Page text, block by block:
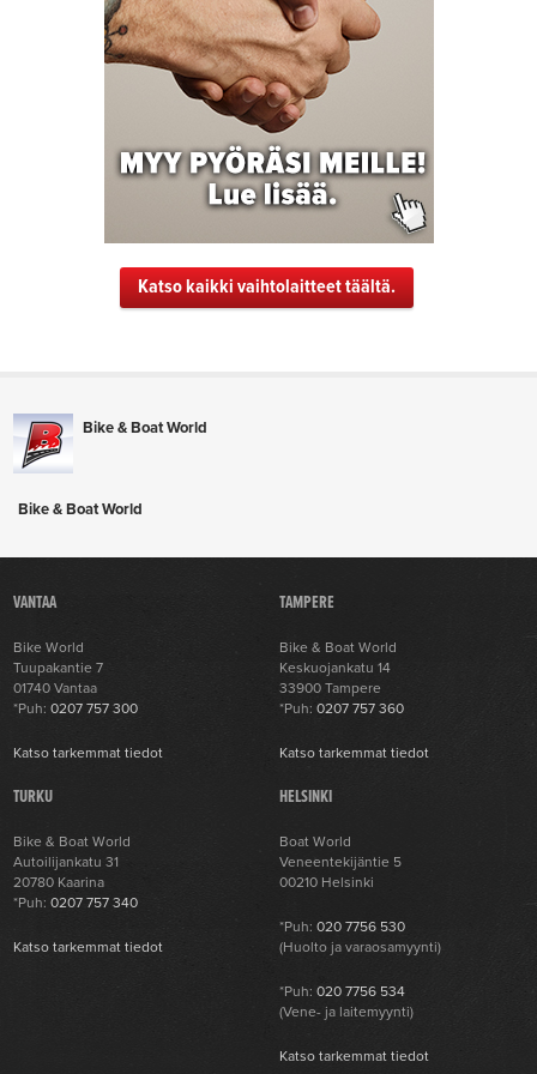
Katso kaikki vaihtolaitteet täältä.
Bike & Boat World
Bike & Boat World
VANTAA
Bike World
Tuupakantie 7
01740 Vantaa
*Puh:0207 757 300
Katso tarkemmat tiedot
TAMPERE
Bike & Boat World
Keskuojankatu 14
33900 Tampere
*Puh:0207 757 360
Katso tarkemmat tiedot
TURKU
Bike & Boat World
Autoilijankatu 31
20780 Kaarina
*Puh:0207 757 340
Katso tarkemmat tiedot
HELSINKI
Boat World
Veneentekijäntie 5
00210 Helsinki
*Puh:020 7756 530
(Huolto ja varaosamyynti)
*Puh:020 7756 534
(Vene- ja laitemyynti)
Katso tarkemmat tiedot